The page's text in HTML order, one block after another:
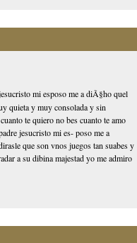
mi esposo me a diÃ§ho quel
quieta y muy consolada y sin
te quiero no bes cuanto te amo
jesucristo mi es- poso me a
que son vnos juegos tan suabes y
a su dibina majestad yo me admiro